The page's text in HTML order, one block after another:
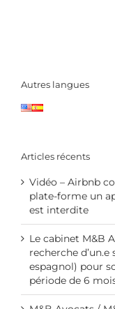
Autres langues
Articles récents
Vidéo – Airbnb
plate-forme un
est interdite
Le cabinet M&B
recherche
espagnol) pour
période de 6